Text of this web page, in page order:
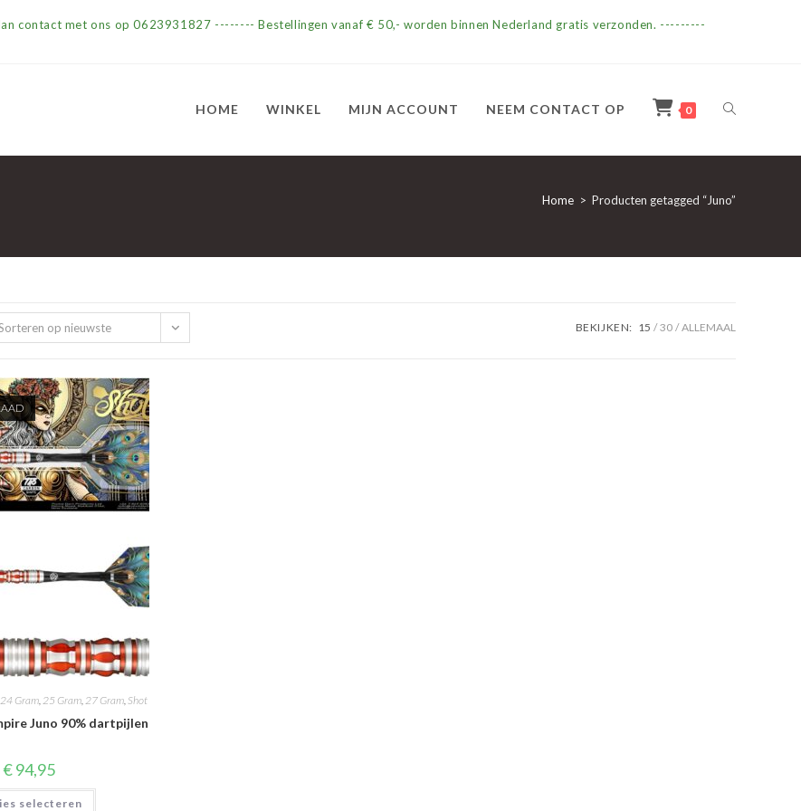
contact met ons op 0623931827 -------- Bestellingen vanaf € 50,- worden binnen Nederland gratis verzonden. ---------
HOME WINKEL MIJN ACCOUNT NEEM CONTACT OP 0 TOGGLE
SITE
Home > Producten getagged “Juno”
op nieuwste BEKIJKEN: 15 30 ALLEMAAL
24 Gram,25 Gram,27 Gram, Shot
Juno 90% dartpijlen
€94,95
selecteren
Dit